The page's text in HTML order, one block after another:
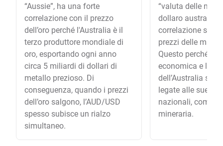
“Aussie”, ha una forte
correlazione con il prezzo
dell’oro perché l'Australia è il
terzo produttore mondiale di
oro, esportando ogni anno
circa 5 miliardi di dollari di
metallo prezioso. Di
conseguenza, quando i prezzi
dell’oro salgono, l’AUD/USD
spesso subisce un rialzo
simultaneo.
“valuta delle
dollaro
correlazione
prezzi delle
Questo perché la
economica e le
dell’Australia
legate alle sue
nazionali, come
mineraria.